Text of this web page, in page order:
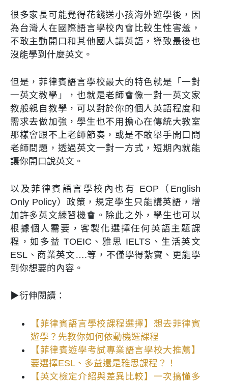
很多家長可能覺得花錢送小孩海外遊學後，因
為台灣人在國際語言學校內會比較生性害羞，
不敢主動開口和其他國人講英語，導致最後也
沒能學到什麼英文。
但是，菲律賓語言學校最大的特色就是「一對
一英文教學」，也就是老師會像一對一英文家
教般親自教學，可以對於你的個人英語程度和
需求去做加強，學生也不用擔心在傳統大教室
那樣會跟不上老師節奏，或是不敢舉手開口問
老師問題，透過英文一對一方式，短期內就能
讓你開口說英文。
以及菲律賓語言學校內也有 EOP（English
Only Policy）政策，規定學生只能講英語，增
加許多英文練習機會。除此之外，學生也可以
根據個人需要，客製化選擇任何英語主題課
程，如多益 TOEIC、雅思 IELTS、生活英文
ESL、商業英文….等，不僅學得紮實、更能學
到你想要的內容。
▶衍伸閱讀：
【菲律賓語言學校課程選擇】想去菲律賓
遊學？先教你如何依動機選課程
【菲律賓遊學考試專業語言學校大推薦】
要選擇ESL、多益還是雅思課程？！
【英文檢定介紹與差異比較】一次搞懂多